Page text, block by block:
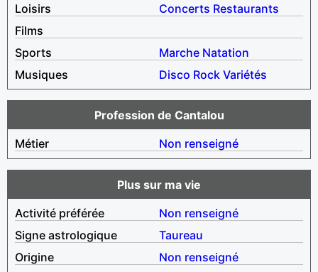
Loisirs
Concerts Restaurants
Films
Sports
Marche Natation
Musiques
Disco Rock Variétés
Profession de Cantalou
Métier
Non renseigné
Plus sur ma vie
Activité préférée
Non renseigné
Signe astrologique
Taureau
Origine
Non renseigné